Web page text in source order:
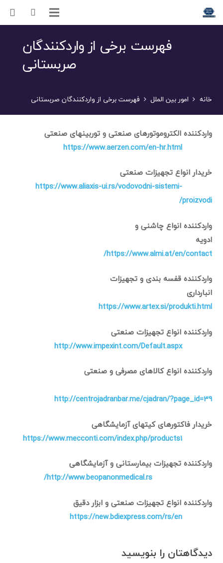
فهرست برخی از واردکنندگان
صربستانی
خانه امور بین الملل فهرست برخی از واردکنندگان صربستانی
واردکننده الکتروموتورهای صنعتی و توربینهای صنعتی
https://www.aerzen.com/en-hr.html
خریدار انواع تجهیزات صنعتی
https://www.aliaxis-ui.rs/vodovodni-sistemi-
proizvodi/
واردکننده انواع چاشنی و
ادویه
https://www.almi.at/en/contact/
واردکننده قفسه بندی و تجهیزات
انبارداری
https://www.artex.si/produkti.html
واردکننده انواع تجهیزات صنعتی
http://www.impexint.com/Default.aspx
واردکننده انواع کالاهای مصرفی و صنعتی
http://centrojadranbar.me/cjadran/?page_id=39
خریدار فاکتورهای کیتهای آزمایشگاهی
https://www.mecconti.com/index.php/products1
واردکننده تجهیزات بیمارستانی و آزمایشگاهی
http://www.beopanonmedical.rs/
واردکننده انواع تجهیزات صنعتی و ابزار دقیق
https://new.bdiexpress.com/rs/en
دیدگاهتان را بنویسید